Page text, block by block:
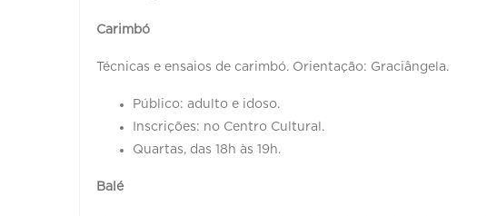
Carimbó
Técnicas e ensaios de carimbó. Orientação: Graciângela.
Público: adulto e idoso.
Inscrições: no Centro Cultural.
Quartas, das 18h às 19h.
Balé